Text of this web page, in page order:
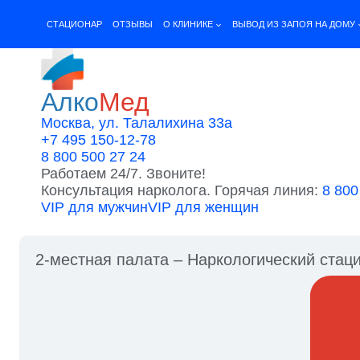
CТАЦИОНАР ОТЗЫВЫ О КЛИНИКЕ ВЫВОД ИЗ ЗАПОЯ НА ДОМУ
АлкоМед
Москва, ул. Талалихина 33а
+7 495 150-12-78
8 800 500 27 24
Работаем 24/7. Звоните!
Консультация нарколога. Горячая линия: 8
VIP для мужчинVIP для женщин
2-местная палата – Наркологический